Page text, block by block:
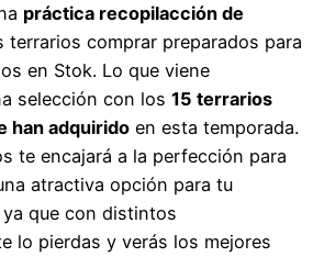
práctica recopilacción de
terrarios comprar preparados para
en Stok. Lo que viene
selección con los 15 terrarios
han adquirido en esta temporada.
te encajará a la perfección para
atractiva opción para tu
que con distintos
lo pierdas y verás los mejores